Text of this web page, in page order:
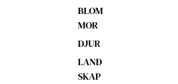
BLOM
MOR
DJUR
LAND
SKAP